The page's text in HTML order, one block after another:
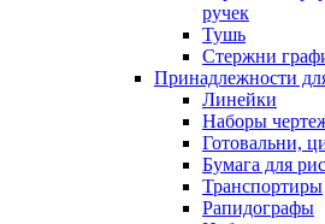
ручек
Тушь
Стержни
Принадлежности
Линейки
Наборы
Готовальни,
Бумага для
Транспортиры
Рапидографы